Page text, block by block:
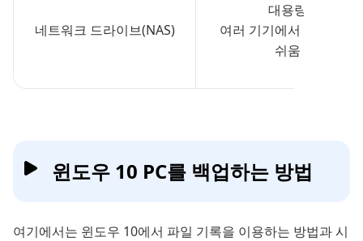
네트워크 드라이브(NAS)
대용량
여러 기기에서 사용하기
쉬움
윈도우 10 PC를 백업하는 방법
여기에서는 윈도우 10에서 파일 기록을 이용하는 방법과 시